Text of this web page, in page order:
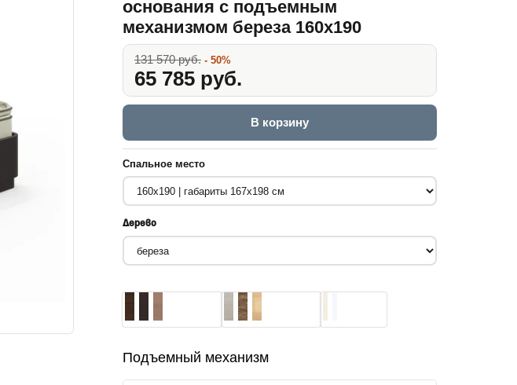
основания с подъемным
механизмом береза 160x190
131 570 руб. - 50%
65 785 руб.
В корзину
Спальное место
Дерево
Подъемный механизм